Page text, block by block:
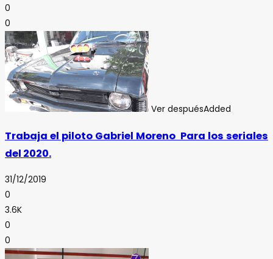
0
0
Ver despuésAdded
Trabaja el piloto Gabriel Moreno Para los seriales
del 2020.
31/12/2019
0
3.6K
0
0